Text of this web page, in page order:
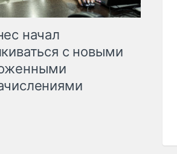
начал
с новыми